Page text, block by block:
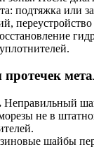
подтяжка или
Неправильный
не в
шайбы